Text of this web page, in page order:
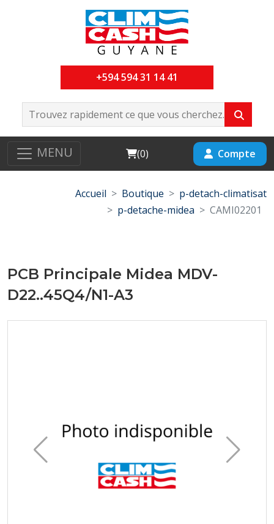
+594 594 31 14 41
MENU Cart
(0) Compte
Accueil Boutique
p-detach-climatisat
p-detache-midea
CAMI02201
PCB Principale Midea MDV-
D22..45Q4/N1-A3